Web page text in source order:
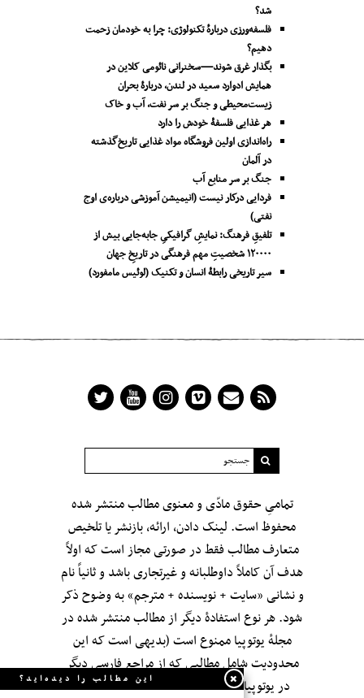
شد؟
فلسفه‌ورزی دربارهٔ تکنولوژی: چرا به خودمان زحمت
دهیم؟
بگذار غرق شوند—سخنرانی نائومی کلاین در
همایش ادوارد سعید در لندن، دربارۀ بحران
زیست‌محیطی و جنگ بر سر نفت، آب و خاک
هر غذایی فلسفۀ خودش را دارد
راه‌اندازی اولین فروشگاه مواد غذایی تاریخ‌گذشته
در آلمان
جنگ بر سر منابع آب
فردایی درکار نیست (انیمیشن آموزشی درباره‌ی اوج
نفتی)
تلفیقِ فرهنگ: نمایشِ گرافیکیِ جا‌به‌جایی بیش از
۱۲۰۰۰۰ شخصیتِ مهم فرهنگی در تاریخِ جهان
سیر تاریخی رابطۀ انسان و تکنیک (لوئیس مامفورد)
تمامیِ حقوق مادّی و معنوی مطالب منتشر شده
محفوظ است. لینک دادن، ارائه، بازنشر یا تلخیص
متعارف مطالب فقط در صورتی مجاز است که اولاً
هدف آن کاملاً داوطلبانه و غیرتجاری باشد و ثانیاً نام
و نشانی «سایت + نویسنده + مترجم» به وضوح ذکر
شود. هر نوع استفادهٔ دیگر از مطالب منتشر شده در
مجلهٔ یوتوپیا ممنوع است (بدیهی است که این
محدودیت شامل مطالبی که از مراجعِ فارسی دیگر
در یوتوپیا بازنشر شده‌اند نمی‌شود؛ اگر چه این
این مطالب را دیده‌اید؟